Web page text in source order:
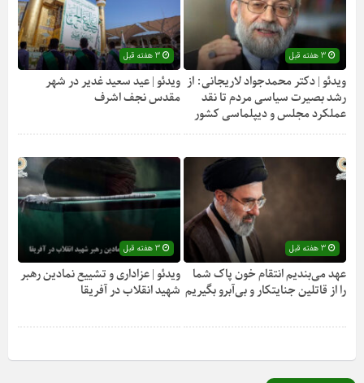
3 هفته قبل
ویدئو | دکتر محمدجواد لاریجانی: از
رشد بصیرت سیاسی مردم تا نقد
عملکرد مجلس و دیپلماسی کشور
ویدئو | عید سعید غدیر در شهر
مقدس نجف اشرف
3 هفته قبل
عهد می‌بندیم انتقام خون پاک شما
را از قاتلین جنایتکار و بی‌آبرو بگیریم
ویدئو | عزاداری و تشییع نمادین رهبر
شهید انقلاب در آفریقا